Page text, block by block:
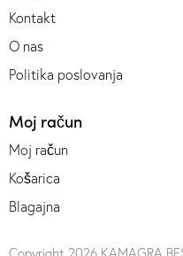
Kontakt
O nas
Politika poslovanja
Moj račun
Moj račun
Košarica
Blagajna